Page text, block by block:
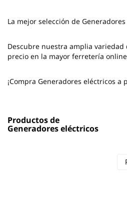
La mejor selección de
Descubre nuestra amplia
precio en la mayor ferretería
¡Compra Generadores eléctricos a
Productos de
Generadores eléctricos